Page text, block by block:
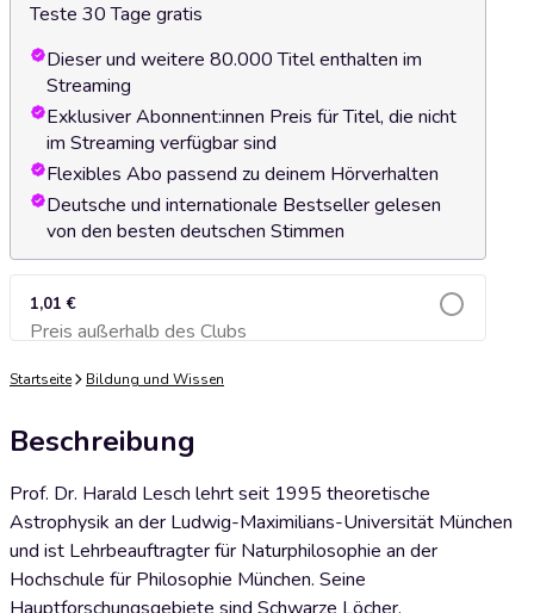
Teste 30 Tage gratis
Dieser und weitere 80.000 Titel enthalten im
Streaming
Exklusiver Abonnent:innen Preis für Titel, die nicht
im Streaming verfügbar sind
Flexibles Abo passend zu deinem Hörverhalten
Deutsche und internationale Bestseller gelesen
von den besten deutschen Stimmen
1,01 €
Preis außerhalb des ClubsZum Warenkorb hinzufügen
Startseite Bildung und Wissen
Beschreibung
Prof. Dr. Harald Lesch lehrt seit 1995 theoretische
Astrophysik an der Ludwig-Maximilians-Universität München
und ist Lehrbeauftragter für Naturphilosophie an der
Hochschule für Philosophie München. Seine